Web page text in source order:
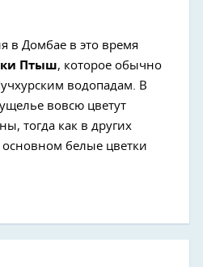
в Домбае в это время
Птыш, которое обычно
водопадам. В
вовсю цветут
тогда как в других
основном белые цветки